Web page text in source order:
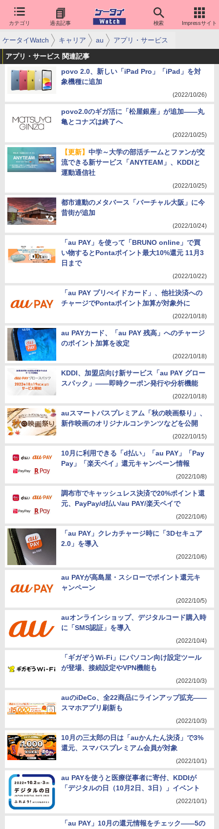
カテゴリ 過去記事 検索 Impressサイト
ケータイWatch キャリア au アプリ・サービス
アプリ・サービス 関連記事
povo 2.0、新しい「iPad Pro」「iPad」を対
象機種に追加
(2022/10/26)
povo2.0のギガ活に「松屋銀座」が追加――丸
亀とコナズは終了へ
(2022/10/25)
【更新】 中学～大学の部活チームとファンが交
流できる新サービス「ANYTEAM」、KDDIと
運動通信社
(2022/10/25)
都市連動のメタバース「バーチャル大阪」に今
昔街が追加
(2022/10/24)
「au PAY」を使って「BRUNO online」で買
い物するとPontaポイント最大10%還元 11月3
日まで
(2022/10/22)
「au PAY プリぺイドカード」、他社決済への
チャージでPontaポイント加算が対象外に
(2022/10/18)
au PAYカード、「au PAY 残高」へのチャージ
のポイント加算を改定
(2022/10/18)
KDDI、加盟店向け新サービス「au PAY グロー
スパック」――即時クーポン発行や分析機能
(2022/10/18)
auスマートパスプレミアム「秋の映画祭り」、
新作映画のオリジナルコンテンツなどを公開
(2022/10/15)
10月に利用できる「d払い」「au PAY」「Pay
Pay」「楽天ペイ」還元キャンペーン情報
(2022/10/8)
調布市でキャッシュレス決済で20%ポイント還
元、PayPay/d払い/au PAY/楽天ペイで
(2022/10/6)
「au PAY」クレカチャージ時に「3Dセキュア
2.0」を導入
(2022/10/6)
au PAYが高島屋・スシローでポイント還元キ
ャンペーン
(2022/10/5)
auオンラインショップ、デジタルコード購入時
に「SMS認証」を導入
(2022/10/4)
「ギガぞうWi-Fi」にパソコン向け設定ツール
が登場、接続設定やVPN機能も
(2022/10/3)
auのiDeCo、全22商品にラインアップ拡充――
スマホアプリ刷新も
(2022/10/3)
10月の三太郎の日は「auかんたん決済」で3%
還元、スマパスプレミアム会員が対象
(2022/10/1)
au PAYを使うと医療従事者に寄付、KDDIが
「デジタルの日（10月2日、3日）」イベント
(2022/10/1)
「au PAY」10月の還元情報をチェック――5の